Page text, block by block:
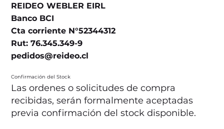
REIDEO WEBLER EIRL
Banco BCI
Cta corriente N°52344312
Rut: 76.345.349-9
pedidos@reideo.cl
Confirmación del Stock
Las ordenes o solicitudes de compra
recibidas, serán formalmente aceptadas
previa confirmación del stock disponible.